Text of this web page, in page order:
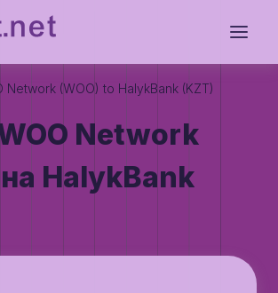
Network (WOO) to HalykBank (KZT)
Network
HalykBank